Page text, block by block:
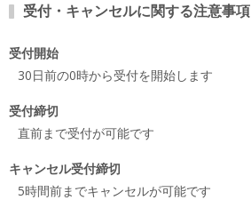
受付・キャンセルに関する注意事項
受付開始
30日前の0時から受付を開始します
受付締切
直前まで受付が可能です
キャンセル受付締切
5時間前までキャンセルが可能です